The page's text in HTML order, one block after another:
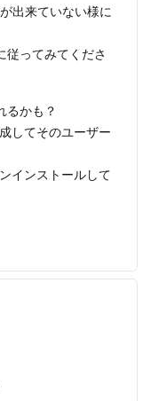
出来ていない様に
従ってみてくださ
るかも？
してそのユーザー
インストールして